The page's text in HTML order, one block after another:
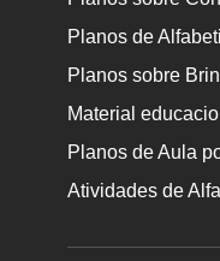
Planos de
Planos sobre
Material
Planos de Aula
Atividades de